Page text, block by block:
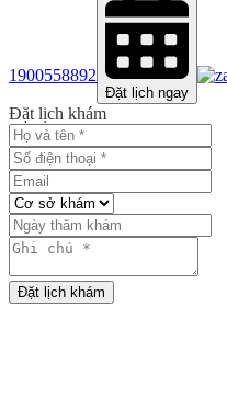
1900558892
Đặt lịch ngay
Đặt lịch khám
Đặt lịch khám